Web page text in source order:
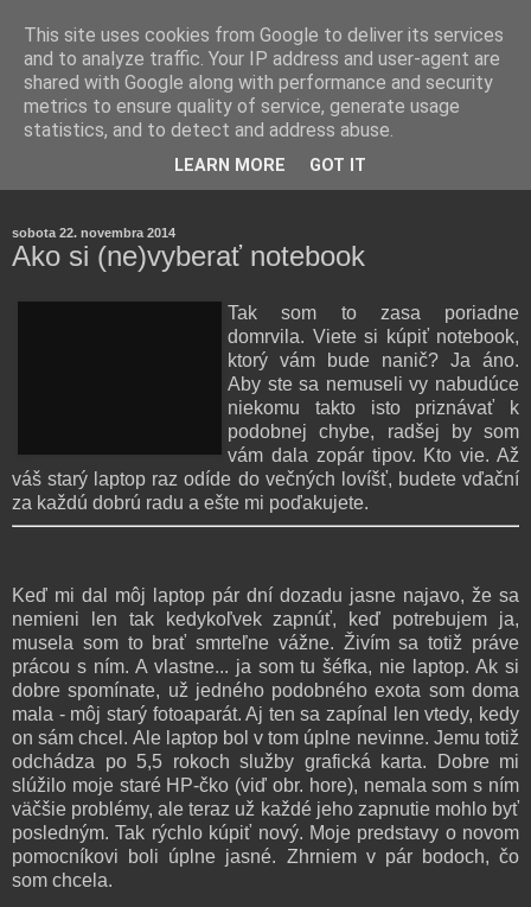
rozoberá témy o zdraví, živote a všetko možné.
sobota 22. novembra 2014
Ako si (ne)vyberať notebook
Tak som to zasa poriadne
domrvila. Viete si kúpiť notebook,
ktorý vám bude nanič? Ja áno.
Aby ste sa nemuseli vy nabudúce
niekomu takto isto priznávať k
podobnej chybe, radšej by som
vám dala zopár tipov. Kto vie. Až
váš starý laptop raz odíde do večných lovíšť, budete vďační
za každú dobrú radu a ešte mi poďakujete.
Keď mi dal môj laptop pár dní dozadu jasne najavo, že sa
nemieni len tak kedykoľvek zapnúť, keď potrebujem ja,
musela som to brať smrteľne vážne. Živím sa totiž práve
prácou s ním. A vlastne... ja som tu šéfka, nie laptop. Ak si
dobre spomínate, už jedného podobného exota som doma
mala - môj starý fotoaparát. Aj ten sa zapínal len vtedy, kedy
on sám chcel. Ale laptop bol v tom úplne nevinne. Jemu totiž
odchádza po 5,5 rokoch služby grafická karta. Dobre mi
slúžilo moje staré HP-čko (viď obr. hore), nemala som s ním
väčšie problémy, ale teraz už každé jeho zapnutie mohlo byť
posledným. Tak rýchlo kúpiť nový. Moje predstavy o novom
pomocníkovi boli úplne jasné. Zhrniem v pár bodoch, čo
som chcela.
This site uses cookies from Google to deliver its services
and to analyze traffic. Your IP address and user-agent are
shared with Google along with performance and security
metrics to ensure quality of service, generate usage
statistics, and to detect and address abuse.
LEARN MORE GOT IT